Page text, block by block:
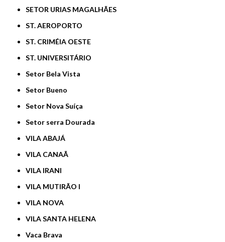
SETOR URIAS MAGALHÃES
ST. AEROPORTO
ST. CRIMÉIA OESTE
ST. UNIVERSITÁRIO
Setor Bela Vista
Setor Bueno
Setor Nova Suíça
Setor serra Dourada
VILA ABAJÁ
VILA CANAÃ
VILA IRANI
VILA MUTIRÃO I
VILA NOVA
VILA SANTA HELENA
Vaca Brava